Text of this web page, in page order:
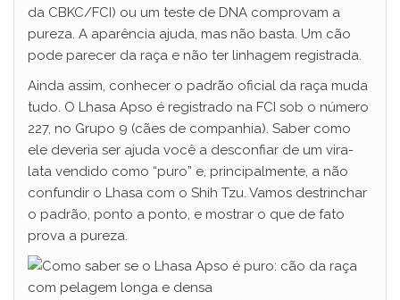
da CBKC/FCI) ou um teste de DNA comprovam a
pureza. A aparência ajuda, mas não basta. Um cão
pode parecer da raça e não ter linhagem registrada.
Ainda assim, conhecer o padrão oficial da raça muda
tudo. O Lhasa Apso é registrado na FCI sob o número
227, no Grupo 9 (cães de companhia). Saber como
ele deveria ser ajuda você a desconfiar de um vira-
lata vendido como “puro” e, principalmente, a não
confundir o Lhasa com o Shih Tzu. Vamos destrinchar
o padrão, ponto a ponto, e mostrar o que de fato
prova a pureza.